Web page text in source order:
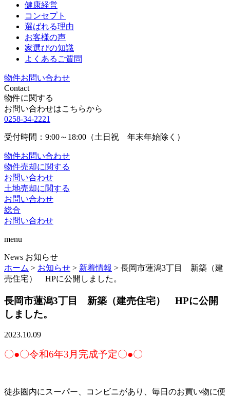
健康経営
コンセプト
選ばれる理由
お客様の声
家選びの知識
よくあるご質問
物件お問い合わせ
Contact
物件に関する
お問い合わせはこちらから
0258-34-2221
受付時間：9:00～18:00（土日祝 年末年始除く）
物件お問い合わせ
物件売却に関する
お問い合わせ
土地売却に関する
お問い合わせ
総合
お問い合わせ
menu
News お知らせ
ホーム > お知らせ > 新着情報 > 長岡市蓮潟3丁目 新築（建
売住宅） HPに公開しました。
長岡市蓮潟3丁目 新築（建売住宅） HPに公開
しました。
2023.10.09
〇●〇令和6年3月完成予定〇●〇
徒歩圏内にスーパー、コンビニがあり、毎日のお買い物に便